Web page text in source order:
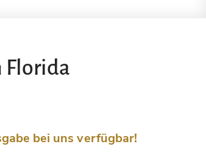
Florida
bei uns verfügbar!